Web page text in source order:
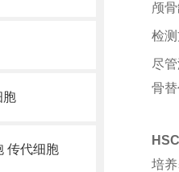
胞
传代细胞
颅
检
尽
骨
培